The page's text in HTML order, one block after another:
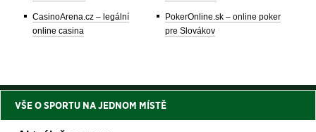
CasinoArena.cz – legální
online casina
PokerOnline.sk – online poker
pre Slovákov
VŠE O SPORTU NA JEDNOM MÍSTĚ